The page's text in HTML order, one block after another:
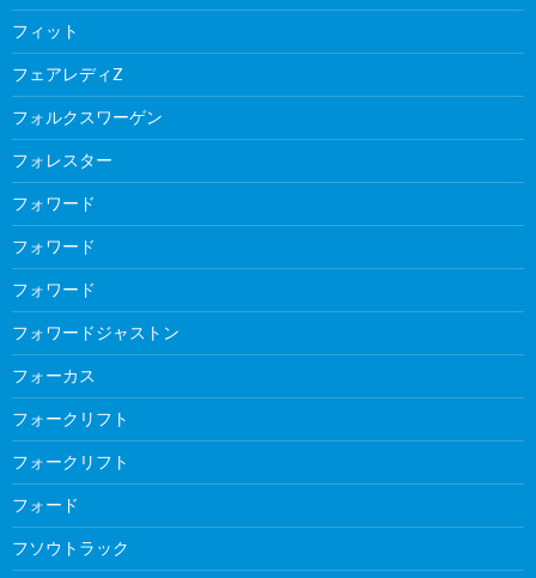
フィット
フェアレディZ
フォルクスワーゲン
フォレスター
フォワード
フォワード
フォワード
フォワードジャストン
フォーカス
フォークリフト
フォークリフト
フォード
フソウトラック